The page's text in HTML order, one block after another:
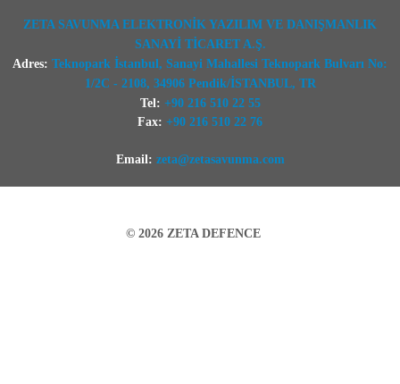
ZETA SAVUNMA ELEKTRONİK YAZILIM VE DANIŞMANLIK
SANAYİ TİCARET A.Ş.
Adres: Teknopark İstanbul, Sanayi Mahallesi Teknopark Bulvarı No:
1/2C - 2108, 34906 Pendik/İSTANBUL, TR
Tel: +90 216 510 22 55
Fax: +90 216 510 22 76
Email: zeta@zetasavunma.com
© 2026 ZETA DEFENCE